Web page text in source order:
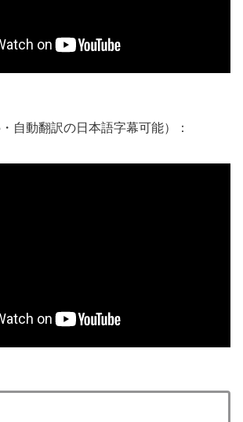
自動翻訳の日本語字幕可能）：